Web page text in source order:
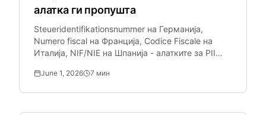
алатка ги пропушта
Steueridentifikationsnummer на Германија,
Numero fiscal на Франција, Codice Fiscale на
Италија, NIF/NIE на Шпанија - алатките за PII
пропуштаат повеќето европски формати.
June 1, 2026 7 мин